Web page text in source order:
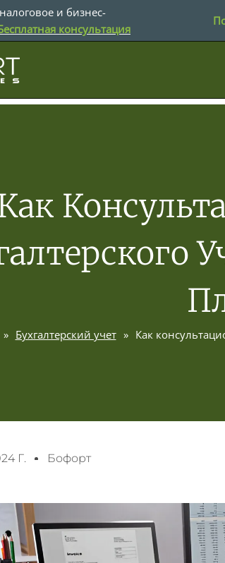
и бизнес-
консультация
» Бухгалтерский учет » Как
Г. Бофорт